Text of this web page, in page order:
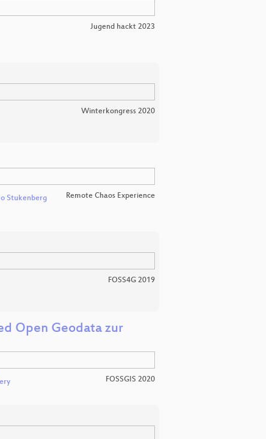
Jugend hackt 2023
Winterkongress 2020
Stukenberg Remote Chaos Experience
FOSS4G 2019
Open Geodata zur
FOSSGIS 2020